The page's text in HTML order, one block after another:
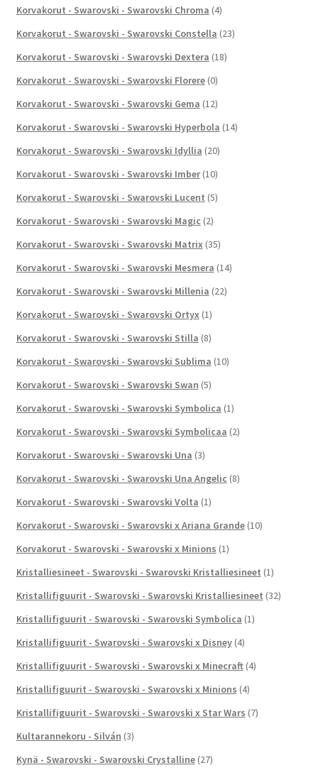
Korvakorut - Swarovski - Swarovski Chroma (4)
Korvakorut - Swarovski - Swarovski Constella (23)
Korvakorut - Swarovski - Swarovski Dextera (18)
Korvakorut - Swarovski - Swarovski Florere (0)
Korvakorut - Swarovski - Swarovski Gema (12)
Korvakorut - Swarovski - Swarovski Hyperbola (14)
Korvakorut - Swarovski - Swarovski Idyllia (20)
Korvakorut - Swarovski - Swarovski Imber (10)
Korvakorut - Swarovski - Swarovski Lucent (5)
Korvakorut - Swarovski - Swarovski Magic (2)
Korvakorut - Swarovski - Swarovski Matrix (35)
Korvakorut - Swarovski - Swarovski Mesmera (14)
Korvakorut - Swarovski - Swarovski Millenia (22)
Korvakorut - Swarovski - Swarovski Ortyx (1)
Korvakorut - Swarovski - Swarovski Stilla (8)
Korvakorut - Swarovski - Swarovski Sublima (10)
Korvakorut - Swarovski - Swarovski Swan (5)
Korvakorut - Swarovski - Swarovski Symbolica (1)
Korvakorut - Swarovski - Swarovski Symbolicaa (2)
Korvakorut - Swarovski - Swarovski Una (3)
Korvakorut - Swarovski - Swarovski Una Angelic (8)
Korvakorut - Swarovski - Swarovski Volta (1)
Korvakorut - Swarovski - Swarovski x Ariana Grande (10)
Korvakorut - Swarovski - Swarovski x Minions (1)
Kristalliesineet - Swarovski - Swarovski Kristalliesineet (1)
Kristallifiguurit - Swarovski - Swarovski Kristalliesineet (32)
Kristallifiguurit - Swarovski - Swarovski Symbolica (1)
Kristallifiguurit - Swarovski - Swarovski x Disney (4)
Kristallifiguurit - Swarovski - Swarovski x Minecraft (4)
Kristallifiguurit - Swarovski - Swarovski x Minions (4)
Kristallifiguurit - Swarovski - Swarovski x Star Wars (7)
Kultarannekoru - Silván (3)
Kynä - Swarovski - Swarovski Crystalline (27)